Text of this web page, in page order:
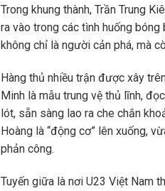
Trong khung thành, Trần Trung
ra vào trong các tình huống
không chỉ là người cản phá, mà
Hàng thủ nhiều trận được xây
Minh là mẫu trung vệ thủ lĩnh,
lót, sẵn sàng lao ra che chắn
Hoàng là “động cơ” lên xuống,
phản công.
Tuyến giữa là nơi U23 Việt Nam